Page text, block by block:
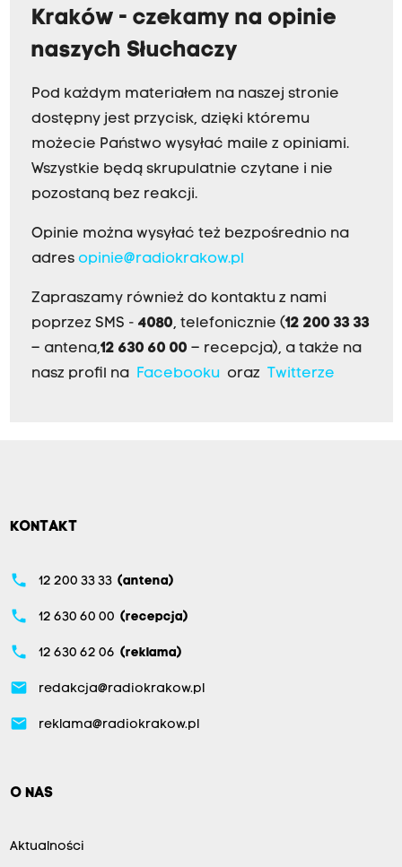
Kraków - czekamy na opinie
naszych Słuchaczy
Pod każdym materiałem na naszej stronie
dostępny jest przycisk, dzięki któremu
możecie Państwo wysyłać maile z opiniami.
Wszystkie będą skrupulatnie czytane i nie
pozostaną bez reakcji.
Opinie można wysyłać też bezpośrednio na
adres opinie@radiokrakow.pl
Zapraszamy również do kontaktu z nami
poprzez SMS - 4080, telefonicznie (12 200 33 33
– antena,12 630 60 00 – recepcja), a także na
nasz profil na
Facebookuoraz Twitterze
KONTAKT
phone 12 200 33 33 (antena)
phone 12 630 60 00 (recepcja)
phone 12 630 62 06 (reklama)
email redakcja@radiokrakow.pl
email reklama@radiokrakow.pl
O NAS
Aktualności